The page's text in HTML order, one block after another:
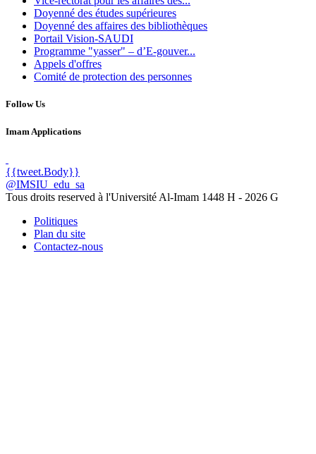
Doyenné des études supérieures
Doyenné des affaires des bibliothèques
Portail Vision-SAUDI
Programme "yasser" – d’E-gouver...
Appels d'offres
Comité de protection des personnes
Follow Us
Imam Applications
{{tweet.Body}}
@IMSIU_edu_sa
Tous droits reserved à l'Université Al-Imam 1448 H - 2026 G
Politiques
Plan du site
Contactez-nous